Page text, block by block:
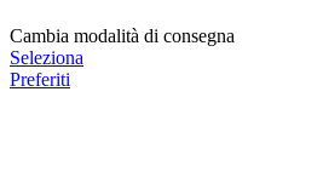
Cambia modalità di consegna
Seleziona
Preferiti